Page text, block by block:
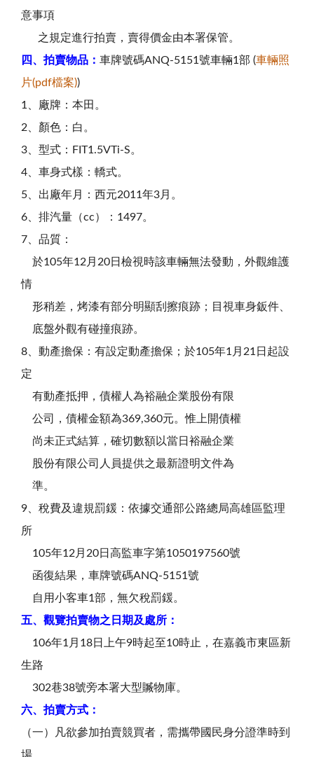
意事項
之規定進行拍賣，賣得價金由本署保管。
四、拍賣物品： 車牌號碼ANQ-5151號車輛1部 (車輛照
片(pdf檔案))
1、廠牌：本田。
2、顏色：白。
3、型式：FIT1.5VTi-S。
4、車身式樣：轎式。
5、出廠年月：西元2011年3月。
6、排汽量（cc）：1497。
7、品質：
於105年12月20日檢視時該車輛無法發動，外觀維護
情
形稍差，烤漆有部分明顯刮擦痕跡；目視車身鈑件、
底盤外觀有碰撞痕跡。
8、動產擔保：有設定動產擔保；於105年1月21日起設
定
有動產抵押，債權人為裕融企業股份有限
公司，債權金額為369,360元。惟上開債權
尚未正式結算，確切數額以當日裕融企業
股份有限公司人員提供之最新證明文件為
準。
9、稅費及違規罰鍰：依據交通部公路總局高雄區監理
所
105年12月20日高監車字第1050197560號
函復結果，車牌號碼ANQ-5151號
自用小客車1部，無欠稅罰鍰。
五、觀覽拍賣物之日期及處所：
106年1月18日上午9時起至10時止，在嘉義市東區新
生路
302巷38號旁本署大型贓物庫。
六、拍賣方式：
（一）凡欲參加拍賣競買者，需攜帶國民身分證準時到